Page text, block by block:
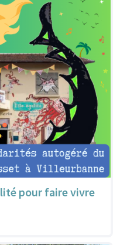
pour faire vivre